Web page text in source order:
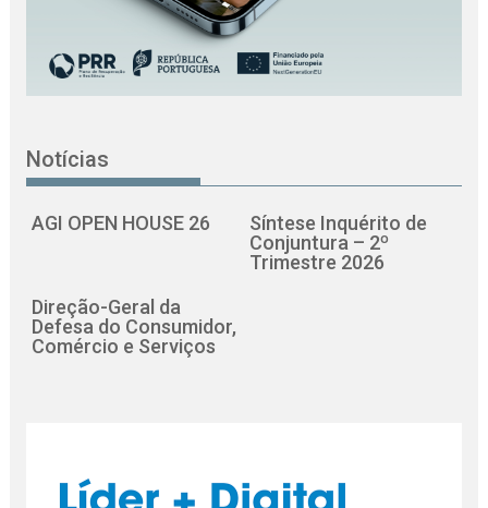
Notícias
AGI OPEN HOUSE 26
Síntese Inquérito de
Conjuntura – 2º
Trimestre 2026
Direção-Geral da
Defesa do Consumidor,
Comércio e Serviços